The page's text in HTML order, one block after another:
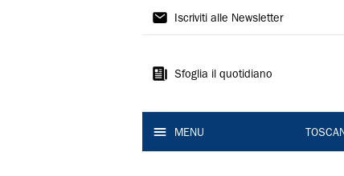
Il
Iscriviti alle Newsletter
Sfoglia il quotidiano
MENU